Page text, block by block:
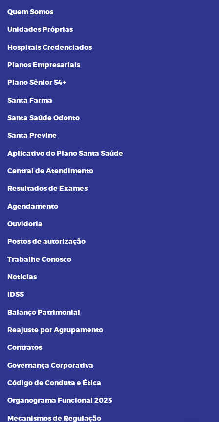
Quem Somos
Unidades Próprias
Hospitais Credenciados
Planos Empresariais
Plano Sênior 54+
Santa Farma
Santa Saúde Odonto
Santa Previne
Aplicativo do Plano Santa Saúde
Central de Atendimento
Resultados de Exames
Agendamento
Ouvidoria
Postos de autorização
Trabalhe Conosco
Notícias
IDSS
Balanço Patrimonial
Reajuste por Agrupamento
Contratos
Governança Corporativa
Código de Conduta e Ética
Organograma Funcional 2023
Mecanismos de Regulação